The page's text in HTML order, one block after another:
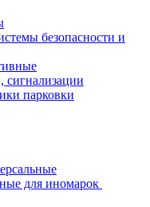
безопасности и
парковки
для иномарок